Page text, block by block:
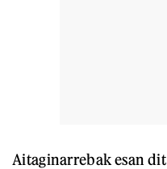
Aitaginarrebak esan